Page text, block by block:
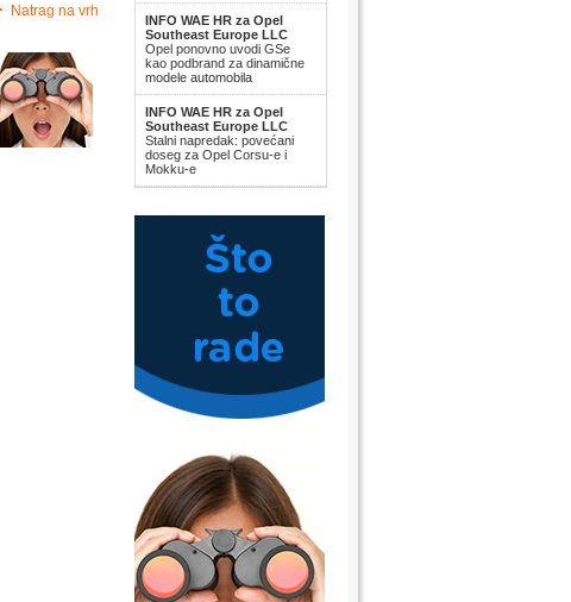
Natrag na vrh
INFO WAE HR za Opel
Southeast Europe LLC
Opel ponovno uvodi GSe
kao podbrand za dinamične
modele automobila
INFO WAE HR za Opel
Southeast Europe LLC
Stalni napredak: povećani
doseg za Opel Corsu-e i
Mokku-e